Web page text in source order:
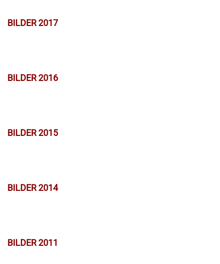
BILDER 2017
BILDER 2016
BILDER 2015
BILDER 2014
BILDER 2011